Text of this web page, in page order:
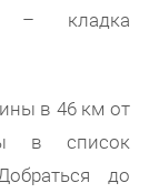
– кладка
в 46 км от
в список
до